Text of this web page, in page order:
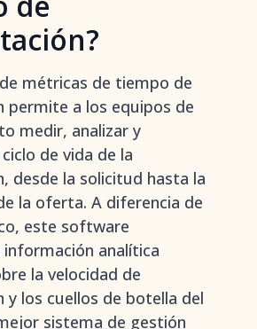
métricas de tiempo de
permite a los equipos de
medir, analizar y
de vida de la
desde la solicitud hasta la
la oferta. A diferencia de
este software
analítica
la velocidad de
y los cuellos de botella del
sistema de gestión